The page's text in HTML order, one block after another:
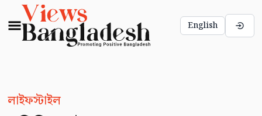
English
লাইফস্টাইল